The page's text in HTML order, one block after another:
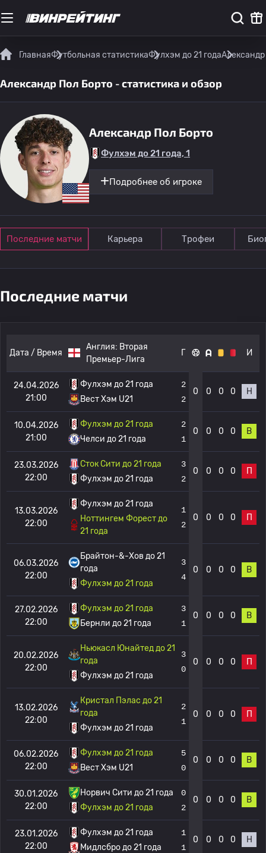
ГлавнаяФутбольная статистикаФулхэм до 21 года
Александр Пол Борто - статистика и обзор
Александр Пол Борто
Фулхэм до 21 года, 1
Подробнее об игроке
Последние матчи Карьера Трофеи
Последние матчи
Дата / Время
Англия: Вторая
Премьер-Лига
Г И
24.04.2026
21:00
Фулхэм до 21 года
Вест Хэм U21
2
2
0 0 0 0 Н
10.04.2026
21:00
Фулхэм до 21 года
Челси до 21 года
2
1
0 0 0 0 В
23.03.2026
22:00
Сток Сити до 21 года
Фулхэм до 21 года
3
2
0 0 0 0 П
13.03.2026
22:00
Фулхэм до 21 года
Ноттингем Форест до
21 года
1
2
0 0 0 0 П
06.03.2026
22:00
Брайтон-&-Хов до 21
года
Фулхэм до 21 года
3
4
0 0 0 0 В
27.02.2026
22:00
Фулхэм до 21 года
Бернли до 21 года
3
1
0 0 0 0 В
20.02.2026
22:00
Ньюкасл Юнайтед до 21
года
Фулхэм до 21 года
3
0
0 0 0 0 П
13.02.2026
22:00
Кристал Пэлас до 21
года
Фулхэм до 21 года
2
1
0 0 0 0 П
06.02.2026
22:00
Фулхэм до 21 года
Вест Хэм U21
5
0
0 0 0 0 В
30.01.2026
22:00
Норвич Сити до 21 года
Фулхэм до 21 года
0
2
0 0 0 0 В
23.01.2026
22:00
Фулхэм до 21 года
Мидлсбро до 21 года
1
1
0 0 0 0 Н